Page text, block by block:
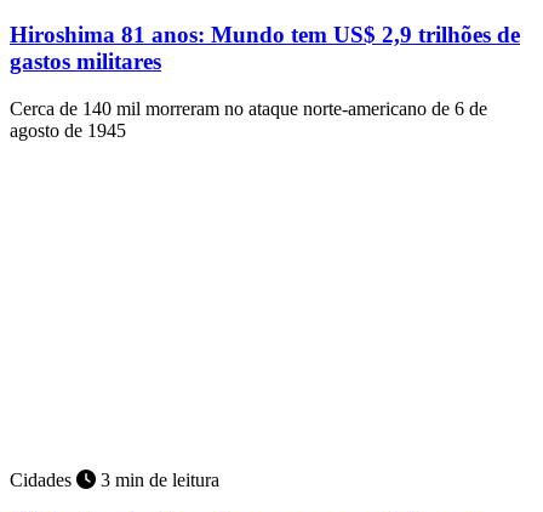
Hiroshima 81 anos: Mundo tem US$ 2,9 trilhões de
gastos militares
Cerca de 140 mil morreram no ataque norte-americano de 6 de
agosto de 1945
Cidades 3 min de leitura